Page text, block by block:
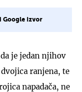
Google izvor
je jedan njihov
ranjena, te
napadača, ne